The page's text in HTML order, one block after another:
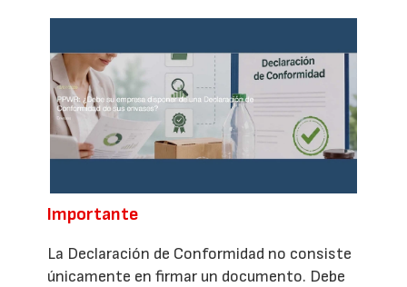
Importante
La Declaración de Conformidad no consiste
únicamente en firmar un documento. Debe